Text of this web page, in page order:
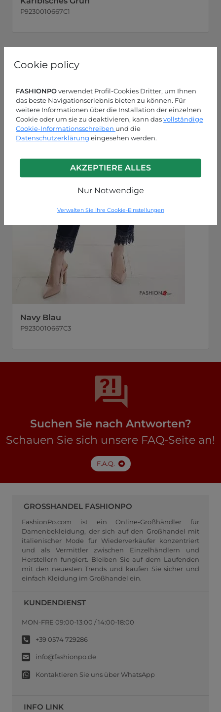
Cookie policy
FASHIONPOverwendet Profil-Cookies Dritter, um Ihnen
das beste Navigationserlebnis bieten zu können. Für
weitere Informationen über die Installation der einzelnen
Cookie oder um sie zu deaktivieren, kann dasvollständige
Cookie-Informationsschreiben und die
Datenschutzerklärung eingesehen werden.
AKZEPTIERE ALLES
Nur Notwendige
Verwalten Sie Ihre Cookie-Einstellungen
P9230010667C1
Navy Blau
P9230010667C3
Suchen Sie nach Antworten?
Schauen Sie sich unsere FAQ-Seite an!
F.A.Q.
GROSSHANDEL FASHIONPO
FashionPo.com ist ein Online-Großhändler für
Damenbekleidung, der sich auf den Großhandel mit
italienischer Mode für Wiederverkäufer konzentriert
und als Vermittler zwischen Einzelhändlern und
Herstellern fungiert. Bleiben Sie auf dem Laufenden
mit den neuesten Trends und kaufen Sie sicher und
einfach Kleidung im Großhandel ein.
KUNDENDIENST
MON-FRE 09:00-13:00 / 14:00-18:00
+39 0574 729286
info@fashionpo.de
Kontaktieren Sie uns über WhatsApp
INFO LINK